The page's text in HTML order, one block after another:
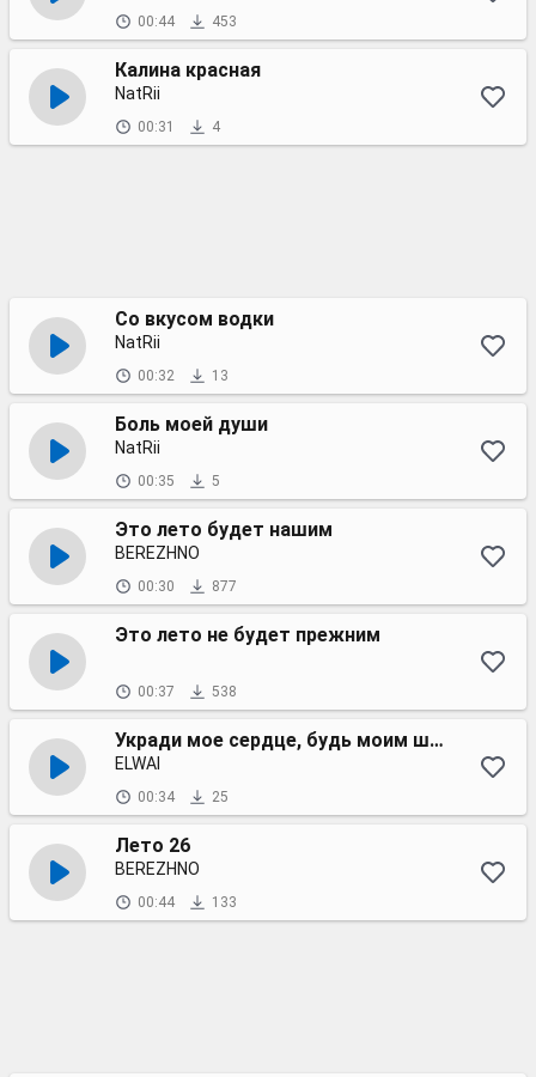
00:44 453
Калина красная
NatRii
00:31 4
Со вкусом водки
NatRii
00:32 13
Боль моей души
NatRii
00:35 5
Это лето будет нашим
BEREZHNO
00:30 877
Это лето не будет прежним
00:37 538
Укради мое сердце, будь моим шейхом
ELWAI
00:34 25
Лето 26
BEREZHNO
00:44 133